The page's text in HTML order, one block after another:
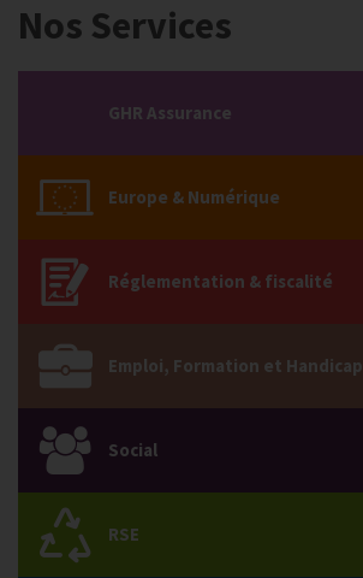
Nos Services
GHR Assurance
Europe & Numérique
Réglementation & fiscalité
Emploi, Formation et Handicap
Social
RSE